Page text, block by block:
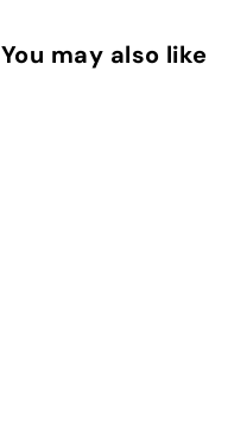
You may also like